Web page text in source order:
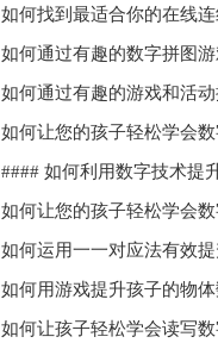
如何找到最适合你的在线连
如何通过有趣的数字拼图
如何通过有趣的游戏和活
如何让您的孩子轻松学会数
#### 如何利用数字技术提
如何让您的孩子轻松学会数
如何运用一一对应法有效提
如何用游戏提升孩子的物
如何让孩子轻松学会读写